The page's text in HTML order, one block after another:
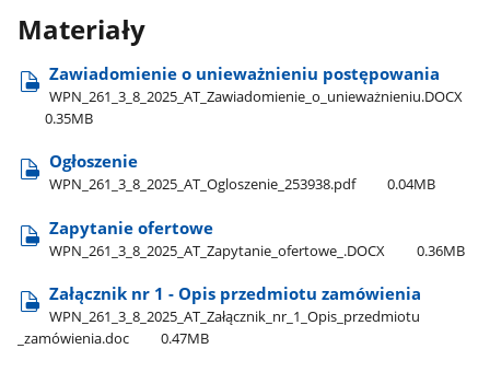
Materiały
Zawiadomienie o unieważnieniu postępowania
WPN​_261​_3​_8​_2025​_AT​_Zawiadomienie​_o​_unieważnieniu.DOCX
0.35MB
Ogłoszenie
WPN​_261​_3​_8​_2025​_AT​_Ogloszenie​_253938.pdf 0.04MB
Zapytanie ofertowe
WPN​_261​_3​_8​_2025​_AT​_Zapytanie​_ofertowe​_.DOCX 0.36MB
Załącznik nr 1 - Opis przedmiotu zamówienia
WPN​_261​_3​_8​_2025​_AT​_Załącznik​_nr​_1​_Opis​_przedmiotu​
_zamówienia.doc
0.47MB